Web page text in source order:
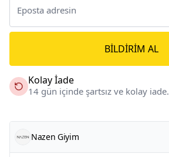
BILDIRIM AL
Kolay İade
14 gün içinde şartsız ve kolay iade.
Nazen Giyim